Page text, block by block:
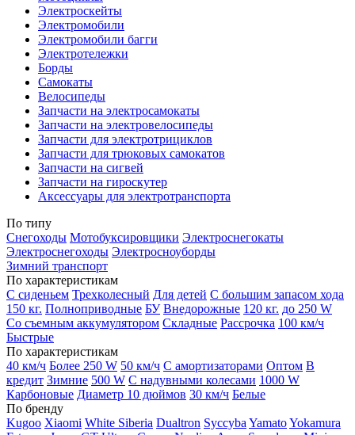
Электроскейты
Электромобили
Электромобили багги
Электротележки
Борды
Самокаты
Велосипеды
Запчасти на электросамокаты
Запчасти на электровелосипеды
Запчасти для электротрициклов
Запчасти для трюковых самокатов
Запчасти на сигвей
Запчасти на гироскутер
Аксессуары для электротранспорта
По типу
Снегоходы Мотобуксировщики Электроснегокаты
Электроснегоходы Электросноуборды
Зимний транспорт
По характеристикам
С сиденьем Трехколесный Для детей С большим запасом хода
150 кг. Полноприводные БУ Внедорожные 120 кг. до 250 W
Со съемным аккумулятором Складные Рассрочка 100 км/ч
Быстрые
По характеристикам
40 км/ч Более 250 W 50 км/ч С амортизаторами Оптом В
кредит Зимние 500 W С надувными колесами 1000 W
Карбоновые Диаметр 10 дюймов 30 км/ч Белые
По бренду
Kugoo Xiaomi White Siberia Dualtron Syccyba YamatoYokamura